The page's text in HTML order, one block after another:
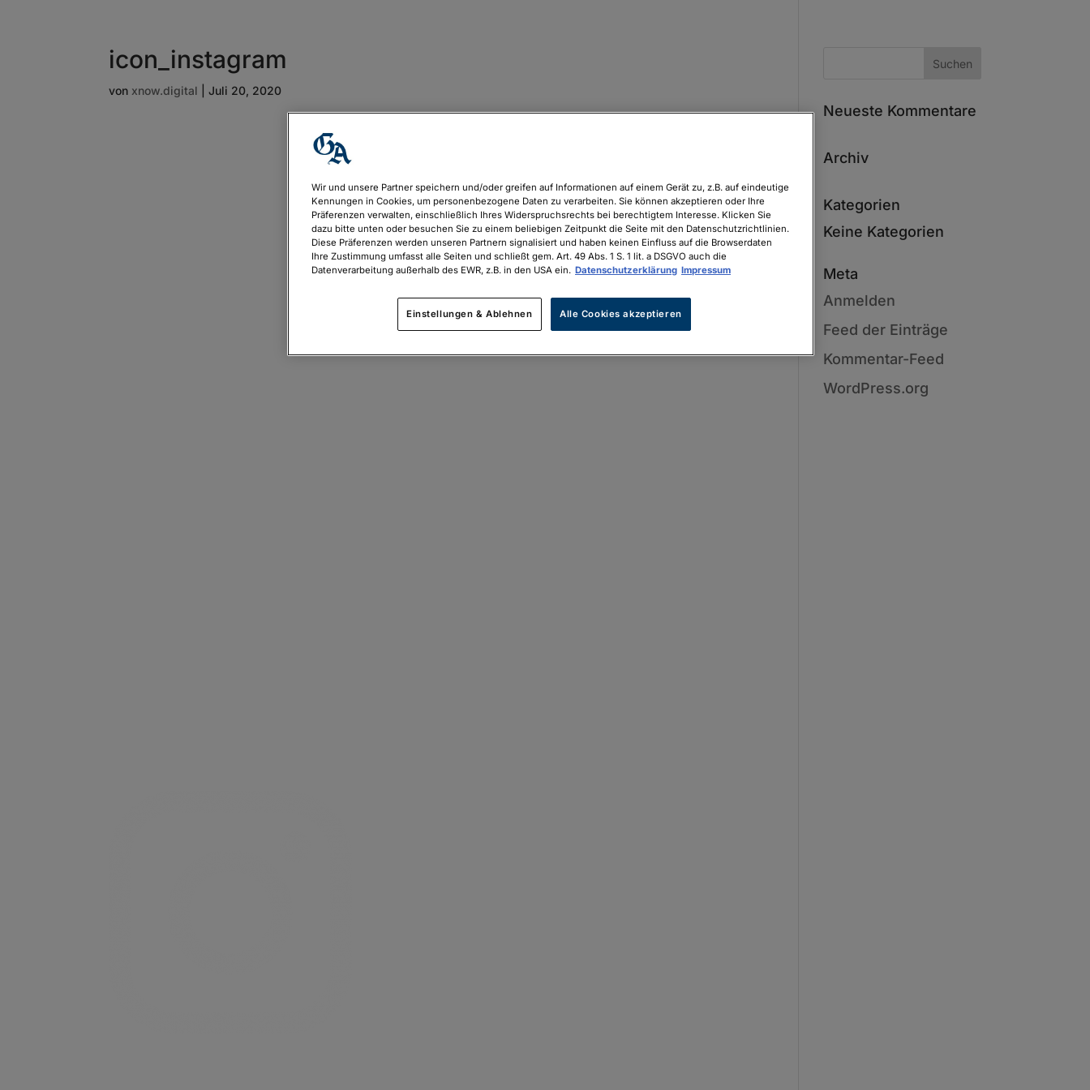
icon_instagram
von xnow.digital |Juli 20, 2020
Neueste Kommentare
Archiv
Kategorien
Keine Kategorien
Meta
Anmelden
Feed der Einträge
Kommentar-Feed
WordPress.org
Wir und unsere Partner speichern und/oder greifen auf Informationen auf einem Gerät zu, z.B. auf eindeutige
Kennungen in Cookies, um personenbezogene Daten zu verarbeiten. Sie können akzeptieren oder Ihre
Präferenzen verwalten, einschließlich Ihres Widerspruchsrechts bei berechtigtem Interesse. Klicken Sie
dazu bitte unten oder besuchen Sie zu einem beliebigen Zeitpunkt die Seite mit den Datenschutzrichtlinien.
Diese Präferenzen werden unseren Partnern signalisiert und haben keinen Einfluss auf die Browserdaten
Ihre Zustimmung umfasst alle Seiten und schließt gem. Art. 49 Abs. 1 S. 1 lit. a DSGVO auch die
Datenverarbeitung außerhalb des EWR, z.B. in den USA ein. Datenschutzerklärung Impressum
Einstellungen & Ablehnen Alle Cookies akzeptieren